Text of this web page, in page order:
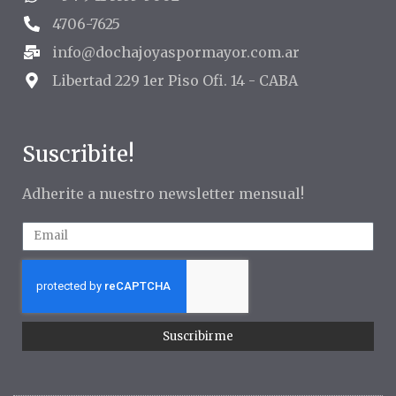
4706-7625
info@dochajoyaspormayor.com.ar
Libertad 229 1er Piso Ofi. 14 - CABA
Suscribite!
Adherite a nuestro newsletter mensual!
Suscribirme